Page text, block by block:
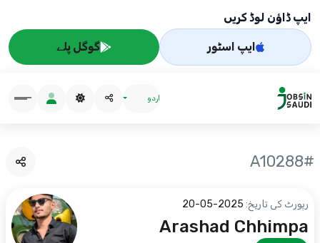
ایپ ڈاؤن لوڈ کریں
ایپ اسٹور گوگل پلے
اردو
#A10288
رپورٹ کی تاریخ: 2025-05-20
Arashad Chhimpa